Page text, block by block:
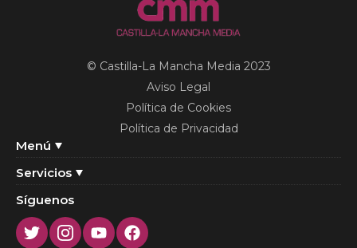
Menú
Servicios
© Castilla-La Mancha Media 2023
Aviso Legal
Política de Cookies
Política de Privacidad
Síguenos
TwitterInstagram
YoutubeFacebook